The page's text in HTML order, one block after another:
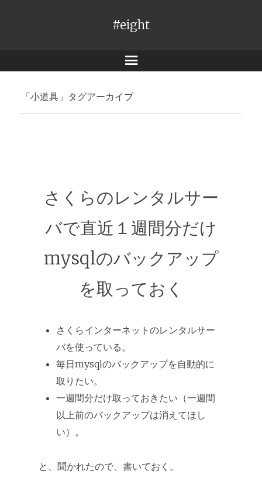
#eight
メ
ュ
ー
「小道具 」タグアーカイブ
さくらのレンタルサー
バで直近１週間分だけ
mysqlのバックアップ
を取っておく
さくらインターネットのレンタルサー
バを使っている。
毎日mysqlのバックアップを自動的に
取りたい。
一週間分だけ取っておきたい（一週間
以上前のバックアップは消えてほし
い）。
と、聞かれたので、書いておく。